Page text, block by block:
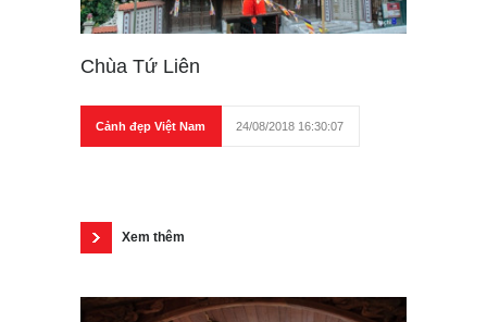
Chùa Tứ Liên
Cảnh đẹp Việt Nam 24/08/2018 16:30:07
Xem thêm